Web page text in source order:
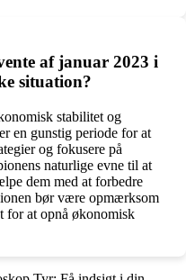
af januar 2023 i
situation?
stabilitet og
en gunstig periode for at
og fokusere på
naturlige evne til at
dem med at forbedre
bør være opmærksom
for at opnå økonomisk